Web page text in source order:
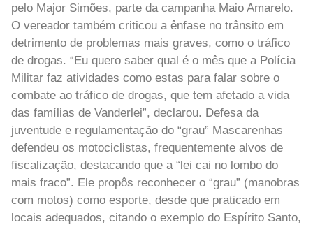
pelo Major Simões, parte da campanha Maio Amarelo.
O vereador também criticou a ênfase no trânsito em
detrimento de problemas mais graves, como o tráfico
de drogas. “Eu quero saber qual é o mês que a Polícia
Militar faz atividades como estas para falar sobre o
combate ao tráfico de drogas, que tem afetado a vida
das famílias de Vanderlei”, declarou. Defesa da
juventude e regulamentação do “grau” Mascarenhas
defendeu os motociclistas, frequentemente alvos de
fiscalização, destacando que a “lei cai no lombo do
mais fraco”. Ele propôs reconhecer o “grau” (manobras
com motos) como esporte, desde que praticado em
locais adequados, citando o exemplo do Espírito Santo,